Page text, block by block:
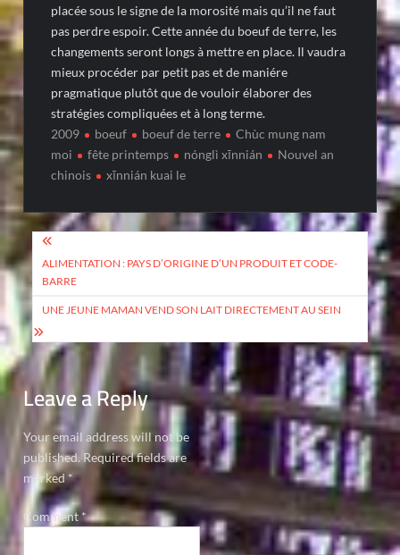
placée sous le signe de la morosité mais qu’il ne faut
pas perdre espoir. Cette année du boeuf de terre, les
changements seront longs à mettre en place. Il vaudra
mieux procéder par petit pas et de maniére
pragmatique plutôt que de vouloir élaborer des
stratégies compliquées et à long terme.
2009
boeuf boeuf de terre
Chùc mung nam
moi
fête printemps nónglì xīnnián
Nouvel an
chinois
xīnnián kuai le
Post
navigation
ALIMENTATION : PAYS D’ORIGINE D’UN PRODUIT ET CODE-
BARRE
UNE JEUNE MAMAN VEND SON LAIT DIRECTEMENT AU SEIN
Leave a Reply
Your email address will not be
published. Required fields are
marked*
Comment *